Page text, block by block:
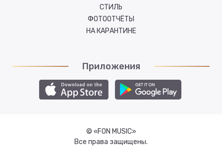
СТИЛЬ
ФОТООТЧЁТЫ
НА КАРАНТИНЕ
Приложения
© «FON MUSIC»
Все права защищены.